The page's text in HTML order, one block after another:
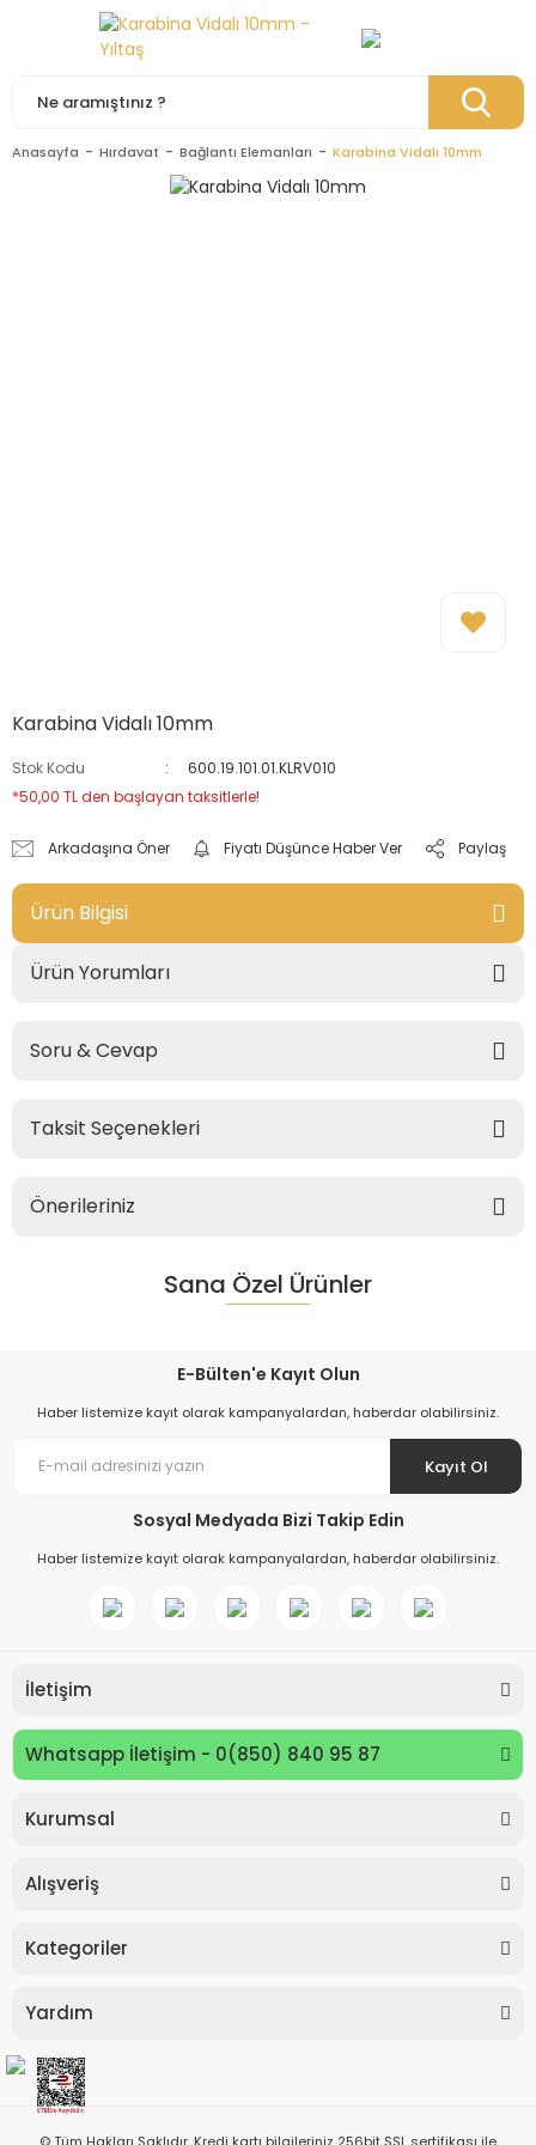
Anasayfa Hırdavat Bağlantı Elemanları Karabina Vidalı 10mm
Karabina Vidalı 10mm
Stok Kodu
600.19.101.01.KLRV010
*50,00 TL den başlayan taksitlerle!
Arkadaşına Öner Fiyatı Düşünce Haber Ver Paylaş
Ürün Bilgisi
Ürün Yorumları
Soru & Cevap
Taksit Seçenekleri
Önerileriniz
Sana Özel Ürünler
E-Bülten'e Kayıt Olun
Haber listemize kayıt olarak kampanyalardan, haberdar olabilirsiniz.
Kayıt Ol
Sosyal Medyada Bizi Takip Edin
Haber listemize kayıt olarak kampanyalardan, haberdar olabilirsiniz.
İletişim
Whatsapp İletişim - 0(850) 840 95 87
Kurumsal
Alışveriş
Kategoriler
Yardım